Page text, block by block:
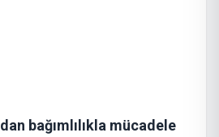
bağımlılıkla mücadele